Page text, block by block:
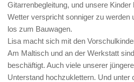
Nachmittagsgruppe
Anfahrt
Kosten, Beiträge und Mitgliedschaft
Kindergarten
Team
Gitarrenbegleitung, und unsere
Wetter verspricht sonniger zu werden
los zum Bauwagen.
Lisa macht sich mit den
Am Maltisch und an der Werkstatt
beschäftigt. Auch viele unserer
Unterstand hochzuklettern. Und unter